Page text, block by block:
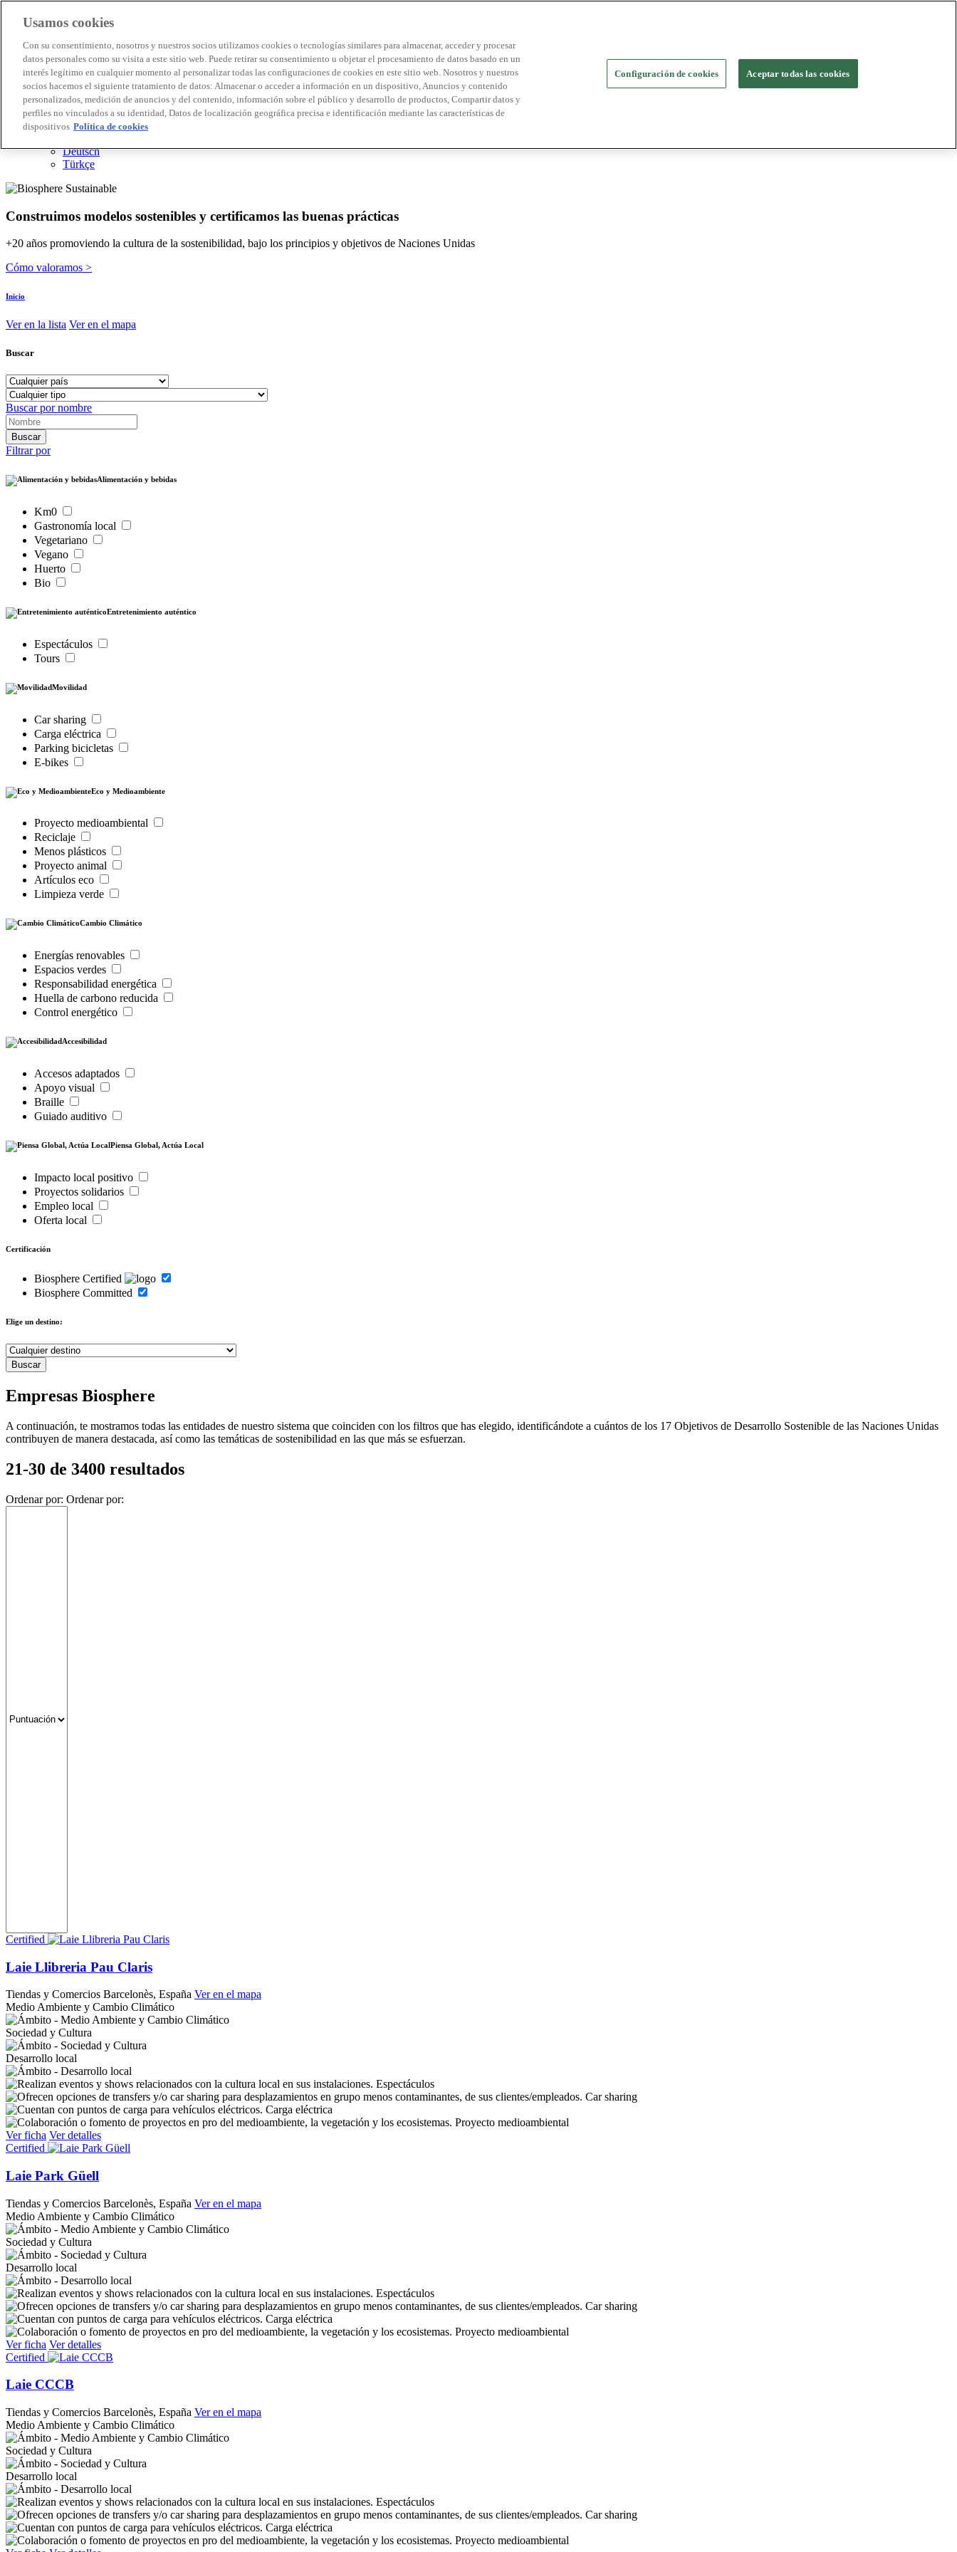
Empresas Biosphere
Cómo valoramos
Quienes somos
ES
English
Português
Français
Deutsch
Türkçe
Construimos modelos sostenibles y certificamos las buenas prácticas
+20 años promoviendo la cultura de la sostenibilidad, bajo los principios y objetivos de Naciones Unidas
Cómo valoramos >
Inicio
Ver en la lista Ver en el mapa
Buscar
Buscar por nombre
Filtrar por
Alimentación y bebidas
Km0
Gastronomía local
Vegetariano
Vegano
Huerto
Bio
Entretenimiento auténtico
Espectáculos
Tours
Movilidad
Car sharing
Carga eléctrica
Parking bicicletas
E-bikes
Eco y Medioambiente
Proyecto medioambiental
Reciclaje
Menos plásticos
Proyecto animal
Artículos eco
Limpieza verde
Cambio Climático
Energías renovables
Espacios verdes
Responsabilidad energética
Huella de carbono reducida
Control energético
Accesibilidad
Accesos adaptados
Apoyo visual
Braille
Guiado auditivo
Piensa Global, Actúa Local
Impacto local positivo
Proyectos solidarios
Empleo local
Oferta local
Certificación
Biosphere Certified
Biosphere Committed
Elige un destino:
Empresas Biosphere
A continuación, te mostramos todas las entidades de nuestro sistema que coinciden con los filtros que has elegido, identificándote a cuántos de los 17 Objetivos de Desarrollo Sostenible de las Naciones Unidas
contribuyen de manera destacada, así como las temáticas de sostenibilidad en las que más se esfuerzan.
21-30 de 3400 resultados
Ordenar por: Ordenar por:
Certified
Laie Llibreria Pau Claris
Tiendas y Comercios Barcelonès, España Ver en el mapa
Medio Ambiente y Cambio Climático
Sociedad y Cultura
Desarrollo local
Espectáculos
Car sharing
Carga eléctrica
Proyecto medioambiental
Ver ficha Ver detalles
Certified
Laie Park Güell
Tiendas y Comercios Barcelonès, España Ver en el mapa
Medio Ambiente y Cambio Climático
Sociedad y Cultura
Desarrollo local
Espectáculos
Car sharing
Carga eléctrica
Proyecto medioambiental
Ver ficha Ver detalles
Certified
Laie CCCB
Tiendas y Comercios Barcelonès, España Ver en el mapa
Medio Ambiente y Cambio Climático
Sociedad y Cultura
Desarrollo local
Espectáculos
Car sharing
Carga eléctrica
Proyecto medioambiental
Usamos cookies
Con su consentimiento, nosotros y nuestros socios utilizamos cookies o tecnologías similares para almacenar, acceder y procesar
datos personales como su visita a este sitio web. Puede retirar su consentimiento u objetar el procesamiento de datos basado en un
interés legítimo en cualquier momento al personalizar todas las configuraciones de cookies en este sitio web. Nosotros y nuestros
socios hacemos el siguiente tratamiento de datos: Almacenar o acceder a información en un dispositivo, Anuncios y contenido
personalizados, medición de anuncios y del contenido, información sobre el público y desarrollo de productos, Compartir datos y
perfiles no vinculados a su identidad, Datos de localización geográfica precisa e identificación mediante las características de
dispositivos Política de cookies
Configuración de cookies Aceptar todas las cookies